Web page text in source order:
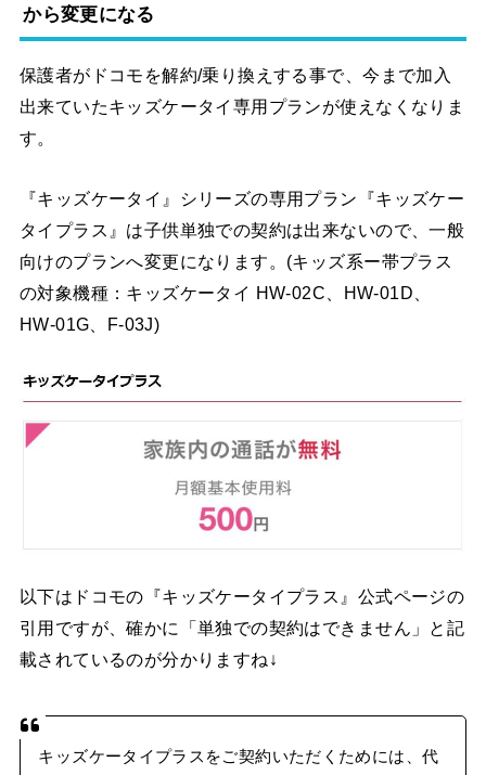
から変更になる
保護者がドコモを解約/乗り換えする事で、今まで加入
出来ていたキッズケータイ専用プランが使えなくなりま
す。
『キッズケータイ』シリーズの専用プラン『キッズケー
タイプラス』は子供単独での契約は出来ないので、一般
向けのプランへ変更になります。(キッズ系ー帯プラス
の対象機種：キッズケータイ HW-02C、HW-01D、
HW-01G、F-03J)
以下はドコモの『キッズケータイプラス』公式ページの
引用ですが、確かに「単独での契約はできません」と記
載されているのが分かりますね↓
キッズケータイプラスをご契約いただくためには、代